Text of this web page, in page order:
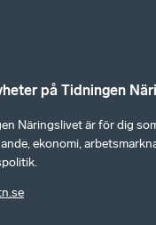
på Tidningen
Näringslivet är för dig
ekonomi,